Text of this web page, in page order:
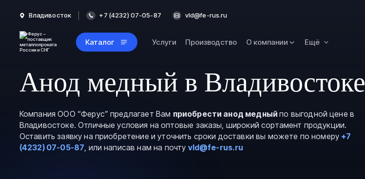
Владивосток +7 (4232) 07-05-87 vld@fe-rus.ru
Каталог Услуги Производство О компании Ещё
Анод медный в Владивостоке
Компания ООО “Ферус” предлагает Вам приобрести анод медныйпо выгодной цене в
Владивостоке. Отличные условия на оптовые заказы, широкий сортамент продукции.
Оставить заявку на приобретение и уточнить сроки доставки вы можете по номеру +7
(4232) 07-05-87, или написав нам на почту vld@fe-rus.ru